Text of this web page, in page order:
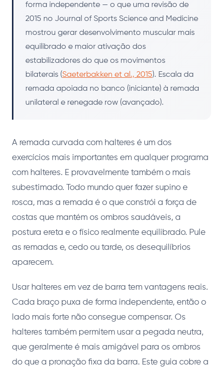
forma independente — o que uma revisão de
2015 no Journal of Sports Science and Medicine
mostrou gerar desenvolvimento muscular mais
equilibrado e maior ativação dos
estabilizadores do que os movimentos
bilaterais (Saeterbakken et al., 2015). Escala da
remada apoiada no banco (iniciante) à remada
unilateral e renegade row (avançado).
A remada curvada com halteres é um dos
exercícios mais importantes em qualquer programa
com halteres. E provavelmente também o mais
subestimado. Todo mundo quer fazer supino e
rosca, mas a remada é o que constrói a força de
costas que mantém os ombros saudáveis, a
postura ereta e o físico realmente equilibrado. Pule
as remadas e, cedo ou tarde, os desequilíbrios
aparecem.
Usar halteres em vez de barra tem vantagens reais.
Cada braço puxa de forma independente, então o
lado mais forte não consegue compensar. Os
halteres também permitem usar a pegada neutra,
que geralmente é mais amigável para os ombros
do que a pronação fixa da barra. Este guia cobre a